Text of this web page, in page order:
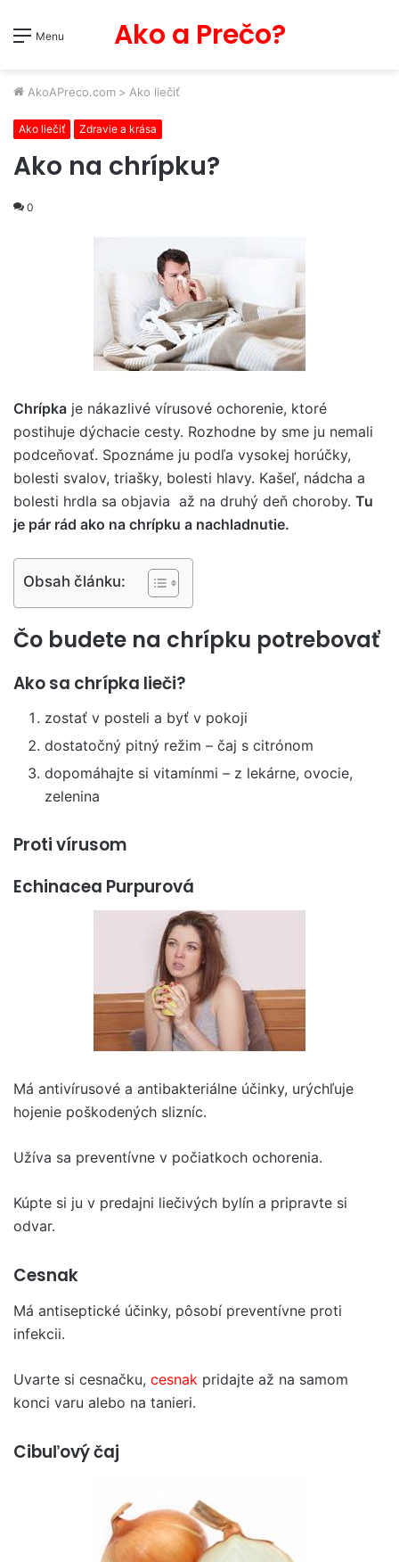
Menu Ako a Prečo?
AkoAPreco.com > Ako liečiť
Ako liečiť Zdravie a krása
Ako na chrípku?
0
Chrípka je nákazlivé vírusové ochorenie, ktoré
postihuje dýchacie cesty. Rozhodne by sme ju nemali
podceňovať. Spoznáme ju podľa vysokej horúčky,
bolesti svalov, triašky, bolesti hlavy. Kašeľ, nádcha a
bolesti hrdla sa objavia až na druhý deň choroby. Tu
je pár rád ako na chrípku a nachladnutie.
Obsah článku:
Čo budete na chrípku potrebovať
Ako sa chrípka lieči?
zostať v posteli a byť v pokoji
dostatočný pitný režim – čaj s citrónom
dopomáhajte si vitamínmi – z lekárne, ovocie,
zelenina
Proti vírusom
Echinacea Purpurová
Má antivírusové a antibakteriálne účinky, urýchľuje
hojenie poškodených slizníc.
Užíva sa preventívne v počiatkoch ochorenia.
Kúpte si ju v predajni liečivých bylín a pripravte si
odvar.
Cesnak
Má antiseptické účinky, pôsobí preventívne proti
infekcii.
Uvarte si cesnačku, cesnak pridajte až na samom
konci varu alebo na tanieri.
Cibuľový čaj